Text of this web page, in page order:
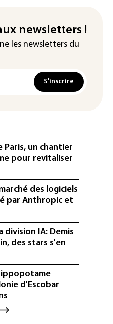
newsletters !
les newsletters du
S'inscrire
Paris, un chantier
pour revitaliser
des logiciels
par Anthropic et
division IA: Demis
des stars s'en
d'Escobar
de la